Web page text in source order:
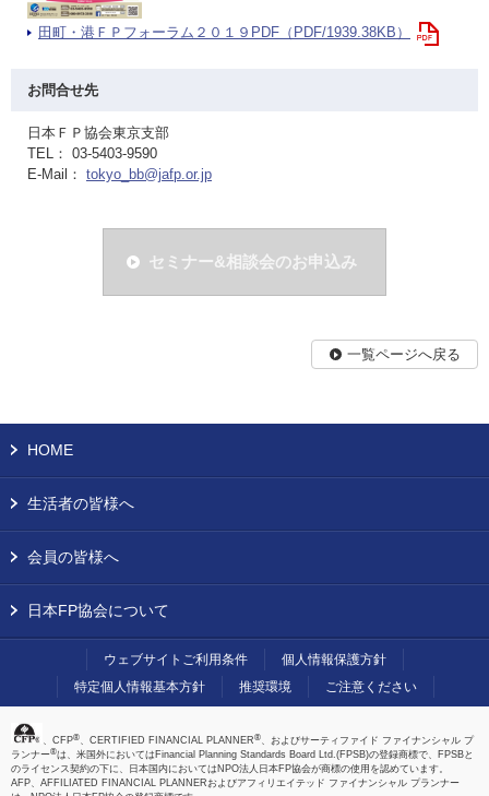
田町・港ＦＰフォーラム２０１９PDF（PDF/1939.38KB）
お問合せ先
日本ＦＰ協会東京支部
TEL： 03-5403-9590
E-Mail： tokyo_bb@jafp.or.jp
セミナー&相談会のお申込み
一覧ページへ戻る
HOME
生活者の皆様へ
会員の皆様へ
日本FP協会について
ウェブサイトご利用条件
個人情報保護方針
特定個人情報基本方針
推奨環境 ご注意ください
、CFP®、CERTIFIED FINANCIAL PLANNER®、およびサーティファイド ファイナンシャル プ
ランナー®は、米国外においてはFinancial Planning Standards Board Ltd.(FPSB)の登録商標で、FPSBと
のライセンス契約の下に、日本国内においてはNPO法人日本FP協会が商標の使用を認めています。
AFP、AFFILIATED FINANCIAL PLANNERおよびアフィリエイテッド ファイナンシャル プランナー